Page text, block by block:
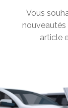
LEXUS
Autonomie :
Vous
article